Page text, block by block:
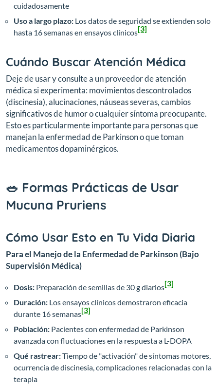
cuidadosamente
Uso a largo plazo: Los datos de seguridad se extienden solo
hasta 16 semanas en ensayos clínicos[3]
Cuándo Buscar Atención Médica
Deje de usar y consulte a un proveedor de atención
médica si experimenta: movimientos descontrolados
(discinesia), alucinaciones, náuseas severas, cambios
significativos de humor o cualquier síntoma preocupante.
Esto es particularmente importante para personas que
manejan la enfermedad de Parkinson o que toman
medicamentos dopaminérgicos.
🥗 Formas Prácticas de Usar
Mucuna Pruriens
Cómo Usar Esto en Tu Vida Diaria
Para el Manejo de la Enfermedad de Parkinson (Bajo
Supervisión Médica)
Dosis: Preparación de semillas de 30 g diarios[3]
Duración: Los ensayos clínicos demostraron eficacia
durante 16 semanas[3]
Población: Pacientes con enfermedad de Parkinson
avanzada con fluctuaciones en la respuesta a L-DOPA
Qué rastrear:Tiempo de "activación" de síntomas motores,
ocurrencia de discinesia, complicaciones relacionadas con la
terapia